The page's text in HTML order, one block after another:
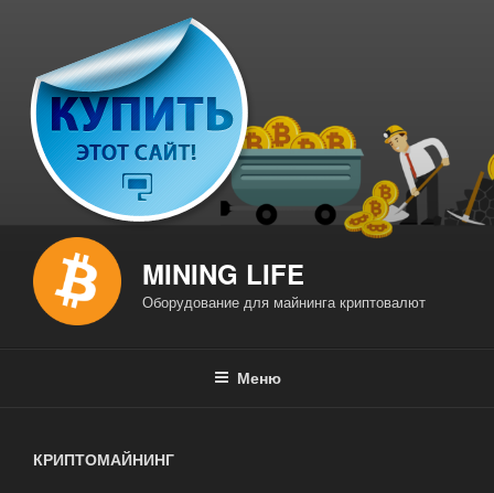
содержимому
MINING LIFE
Оборудование для майнинга криптовалют
Меню
КРИПТОМАЙНИНГ